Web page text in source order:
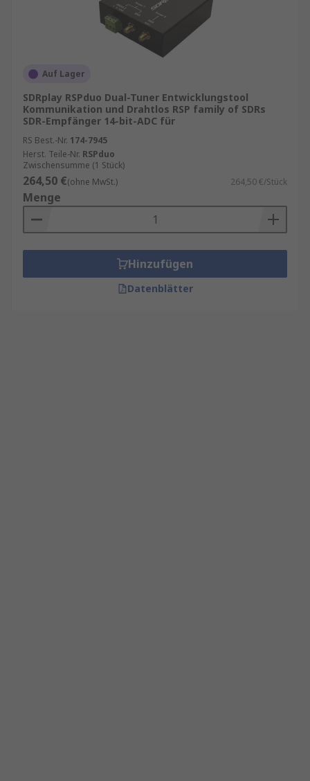
Auf Lager
SDRplay RSPduo Dual-Tuner Entwicklungstool
Kommunikation und Drahtlos RSP family of SDRs
SDR-Empfänger 14-bit-ADC für
RS Best.-Nr. 174-7945
Herst. Teile-Nr. RSPduo
Zwischensumme (1 Stück)
264,50 €(ohne MwSt.) 264,50 €/Stück
Menge
Hinzufügen
Datenblätter